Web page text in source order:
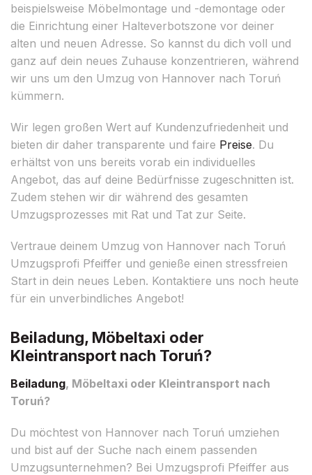
beispielsweise Möbelmontage und -demontage oder
die Einrichtung einer Halteverbotszone vor deiner
alten und neuen Adresse. So kannst du dich voll und
ganz auf dein neues Zuhause konzentrieren, während
wir uns um den Umzug von Hannover nach Toruń
kümmern.
Wir legen großen Wert auf Kundenzufriedenheit und
bieten dir daher transparente und faire Preise. Du
erhältst von uns bereits vorab ein individuelles
Angebot, das auf deine Bedürfnisse zugeschnitten ist.
Zudem stehen wir dir während des gesamten
Umzugsprozesses mit Rat und Tat zur Seite.
Vertraue deinem Umzug von Hannover nach Toruń
Umzugsprofi Pfeiffer und genieße einen stressfreien
Start in dein neues Leben. Kontaktiere uns noch heute
für ein unverbindliches Angebot!
Beiladung, Möbeltaxi oder
Kleintransport nach Toruń?
Beiladung, Möbeltaxi oder Kleintransport nach
Toruń?
Du möchtest von Hannover nach Toruń umziehen
und bist auf der Suche nach einem passenden
Umzugsunternehmen? Bei Umzugsprofi Pfeiffer aus